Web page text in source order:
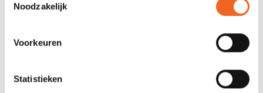
Noodzakelijk
Voorkeuren
Statistieken
Gewichtsklasse:
REVIEWS